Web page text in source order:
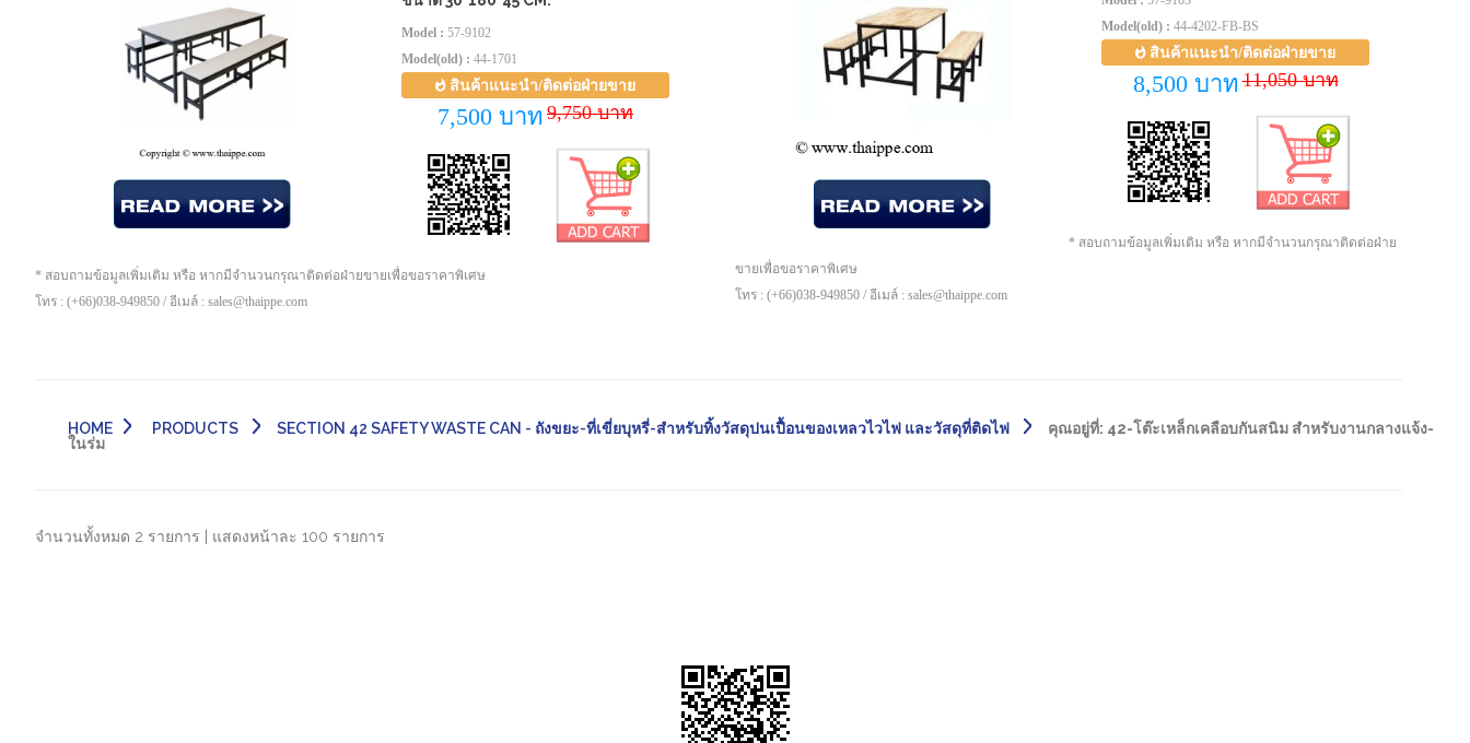
Model : 57-9102
Model(old) : 44-1701
สินค้าแนะนำ/ติดต่อฝ่ายขาย
7,500 บาท 9,750 บาท
* สอบถามข้อมูลเพิ่มเติม หรือ หากมีจำนวนกรุณาติดต่อฝ่ายขายเพื่อขอราคาพิเศษ
โทร : (+66)038-949850 / อีเมล์ : sales@thaippe.com
Model(old) : 44-4202-FB-BS
สินค้าแนะนำ/ติดต่อฝ่ายขาย
8,500 บาท 11,050 บาท
* สอบถามข้อมูลเพิ่มเติม หรือ หากมีจำนวนกรุณาติดต่อฝ่าย
ขายเพื่อขอราคาพิเศษ
โทร : (+66)038-949850 / อีเมล์ : sales@thaippe.com
HOME PRODUCTS SECTION 42 SAFETY WASTE CAN - ถังขยะ-ที่เขี่ยบุหรี่-สำหรับทิ้งวัสดุปนเปื้อนของเหลวไวไฟ และวัสดุที่ติดไฟ คุณอยู่ที่: 42-โต๊ะเหล็กเคลือบกันสนิม สำหรับงานกลางแจ้ง-
ในร่ม
จำนวนทั้งหมด 2 รายการ | แสดงหน้าละ 100 รายการ